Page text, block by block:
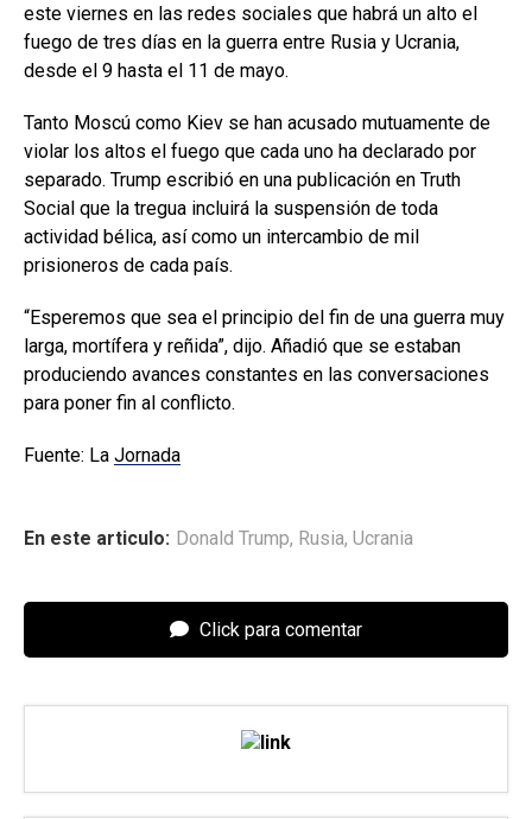
este viernes en las redes sociales que habrá un alto el
fuego de tres días en la guerra entre ⁠Rusia y Ucrania, ​
desde el ⁠9 hasta el 11 de mayo.
Tanto Moscú como Kiev ‌se ‌han acusado mutuamente de
violar los altos el fuego que ​cada uno ha ​declarado por ​
separado. Trump escribió en ‌una publicación en Truth
Social que la tregua incluirá la suspensión de toda
actividad bélica, así como un intercambio de mil
prisioneros de cada país.
“Esperemos que sea ‌el principio del fin de una ⁠guerra muy
larga, mortífera y reñida”, dijo. Añadió que se ⁠estaban
produciendo avances constantes en las conversaciones
para poner fin al conflicto.
Fuente: La Jornada
En este articulo: Donald Trump, Rusia, Ucrania
Click para comentar